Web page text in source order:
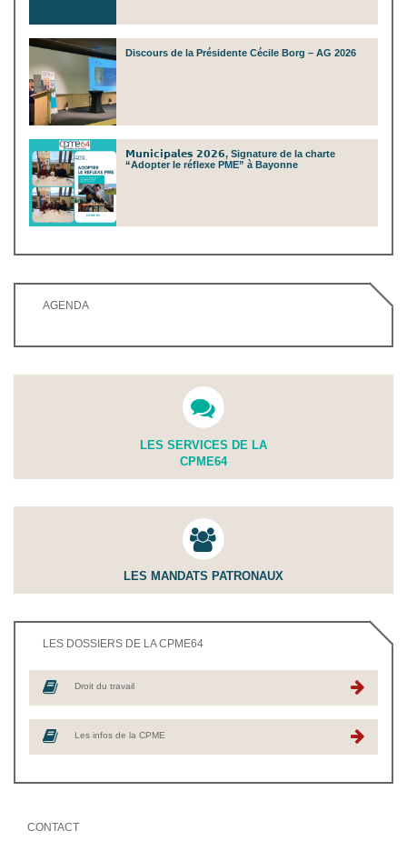
Discours de la Présidente Cécile Borg – AG 2026
𝗠𝘂𝗻𝗶𝗰𝗶𝗽𝗮𝗹𝗲𝘀 𝟮𝟬𝟮𝟲, Signature de la charte
“Adopter le réflexe PME” à Bayonne
AGENDA
LES SERVICES DE LA
CPME64
LES MANDATS PATRONAUX
LES DOSSIERS DE LA CPME64
Droit du travail
Les infos de la CPME
CONTACT